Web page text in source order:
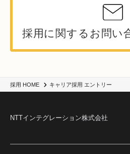
採用 HOME キャリア採用 エントリー
採用に関するお問い
NTTインテグレーション株式会社